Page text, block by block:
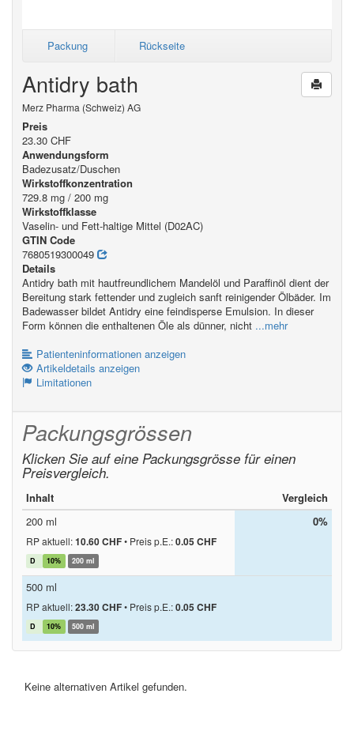
Packung Rückseite
Antidry bath
Merz Pharma (Schweiz) AG
Preis
23.30 CHF
Anwendungsform
Badezusatz/Duschen
Wirkstoffkonzentration
729.8 mg / 200 mg
Wirkstoffklasse
Vaselin- und Fett-haltige Mittel (D02AC)
GTIN Code
7680519300049
Details
Antidry bath mit hautfreundlichem Mandelöl und Paraffinöl dient der
Bereitung stark fettender und zugleich sanft reinigender Ölbäder. Im
Badewasser bildet Antidry eine feindisperse Emulsion. In dieser
Form können die enthaltenen Öle als dünner, nicht ...mehr
Patienteninformationen anzeigen
Artikeldetails anzeigen
Limitationen
Packungsgrössen
Klicken Sie auf eine Packungsgrösse für einen
Preisvergleich.
Inhalt
Vergleich
200 ml
RP aktuell:10.60 CHF• Preis p.E.:0.05 CHF
D 10% 200 ml
0%
500 ml
RP aktuell:23.30 CHF• Preis p.E.:0.05 CHF
D 10% 500 ml
Keine alternativen Artikel gefunden.